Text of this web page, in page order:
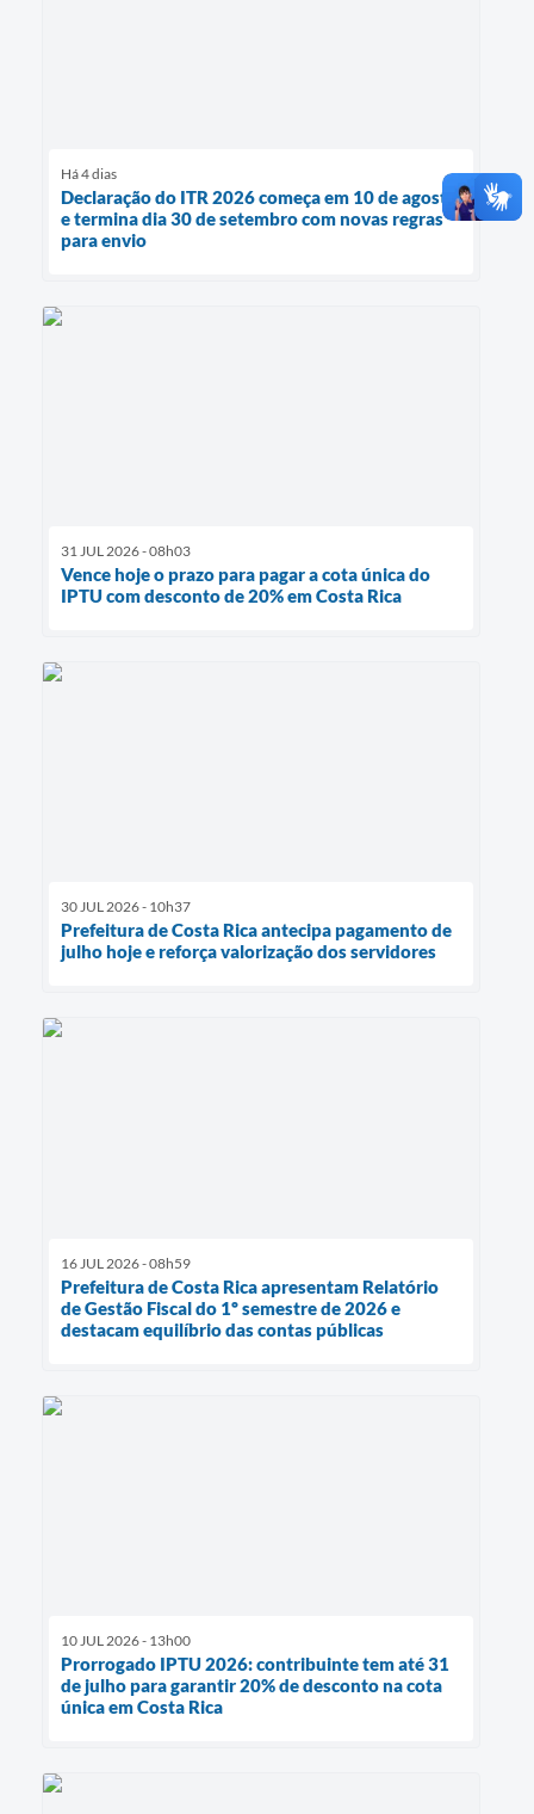
Há 4 dias
Declaração do ITR 2026 começa em 10 de agosto
e termina dia 30 de setembro com novas regras
para envio
31 JUL 2026 - 08h03
Vence hoje o prazo para pagar a cota única do
IPTU com desconto de 20% em Costa Rica
30 JUL 2026 - 10h37
Prefeitura de Costa Rica antecipa pagamento de
julho hoje e reforça valorização dos servidores
16 JUL 2026 - 08h59
Prefeitura de Costa Rica apresentam Relatório
de Gestão Fiscal do 1º semestre de 2026 e
destacam equilíbrio das contas públicas
10 JUL 2026 - 13h00
Prorrogado IPTU 2026: contribuinte tem até 31
de julho para garantir 20% de desconto na cota
única em Costa Rica